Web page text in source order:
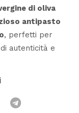
di oliva
antipasto
, perfetti per
autenticità e